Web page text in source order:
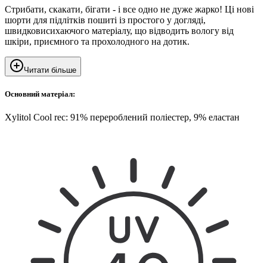
Стрибати, скакати, бігати - і все одно не дуже жарко! Ці нові
шорти для підлітків пошиті із простого у догляді,
швидковисихаючого матеріалу, що відводить вологу від
шкіри, приємного та прохолодного на дотик.
Читати більше
Основний матеріал:
Xylitol Cool rec: 91% перероблений поліестер, 9% еластан